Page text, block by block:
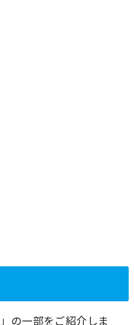
」の一部をご紹介しま